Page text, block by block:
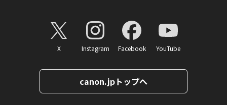
X Instagram Facebook YouTube
canon.jpトップへ